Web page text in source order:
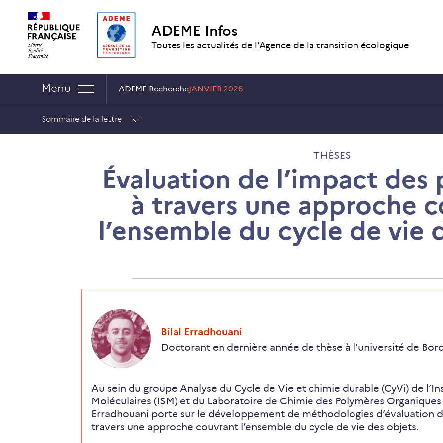
contenu
menu
cookies
ADEME Infos
Toutes les actualités de l'Agence de la transition écologique
Navigation :
Menu ADEME RechercheJANVIER 2026
Sommaire de la lettre
THÈSES
Évaluation de l’impact des
à travers une approche
l’ensemble du cycle de vie
Bilal Erradhouani
Doctorant en dernière année de thèse à l’université de
Au sein du groupe Analyse du Cycle de Vie et chimie durable (CyVi) de
Moléculaires (ISM) et du Laboratoire de Chimie des Polymères Organiques
Erradhouani porte sur le développement de méthodologies d’évaluation
travers une approche couvrant l’ensemble du cycle de vie des objets.